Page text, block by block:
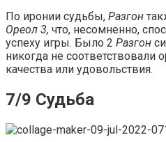
По иронии судьбы, Разгон
Ореол 3, что, несомненно,
успеху игры. Было 2 Разгон
никогда не соответствовали
качества или удовольствия.
7/9 Судьба